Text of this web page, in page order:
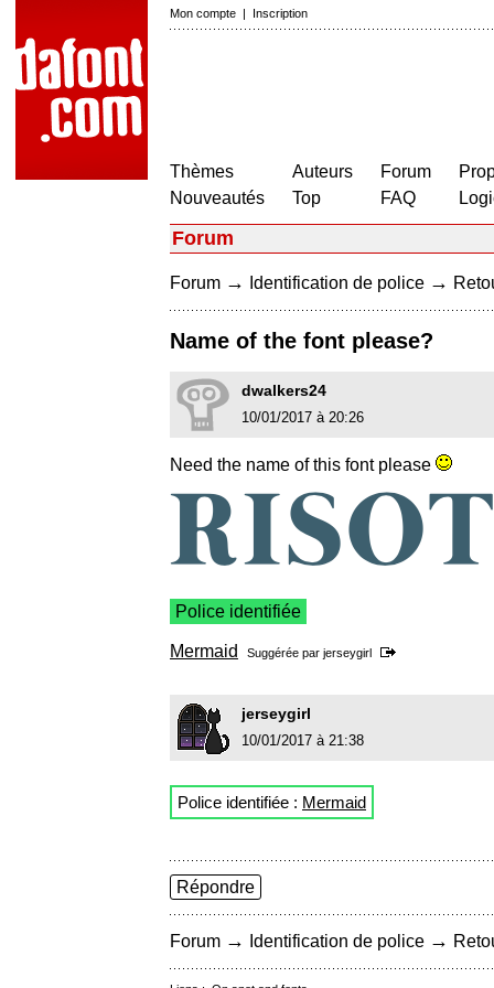
Mon compte | Inscription
Thèmes
Nouveautés
Auteurs
Top
Forum
FAQ
Forum
Forum → Identification de police →
Name of the font please?
dwalkers24
10/01/2017 à 20:26
Need the name of this font please
Police identifiée
Mermaid Suggérée par jerseygirl
jerseygirl
10/01/2017 à 21:38
Police identifiée : Mermaid
Répondre
Forum → Identification de police →